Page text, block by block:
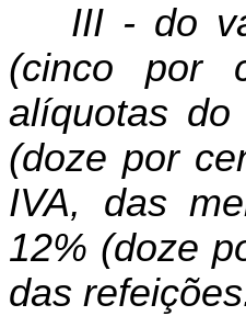
III - do
(cinco por
alíquotas
(doze por
IVA, das
12% (doze
das